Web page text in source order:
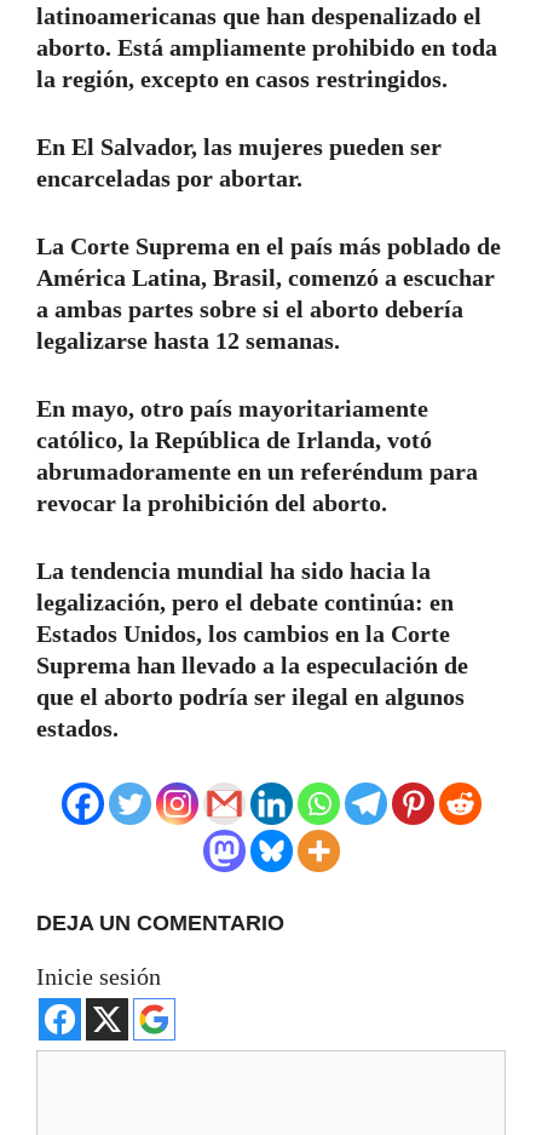
latinoamericanas que han despenalizado el
aborto. Está ampliamente prohibido en toda
la región, excepto en casos restringidos.
En El Salvador, las mujeres pueden ser
encarceladas por abortar.
La Corte Suprema en el país más poblado de
América Latina, Brasil, comenzó a escuchar
a ambas partes sobre si el aborto debería
legalizarse hasta 12 semanas.
En mayo, otro país mayoritariamente
católico, la República de Irlanda, votó
abrumadoramente en un referéndum para
revocar la prohibición del aborto.
La tendencia mundial ha sido hacia la
legalización, pero el debate continúa: en
Estados Unidos, los cambios en la Corte
Suprema han llevado a la especulación de
que el aborto podría ser ilegal en algunos
estados.
DEJA UN COMENTARIO
Inicie sesión